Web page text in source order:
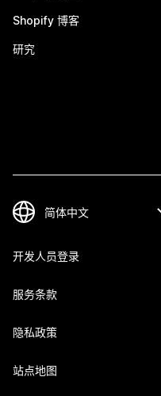
Shopify 博客
研究
开发人员登录
服务条款
隐私政策
站点地图